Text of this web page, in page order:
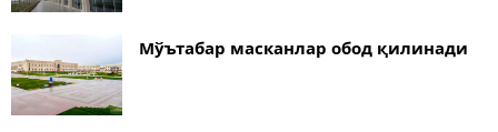
Мўътабар масканлар обод қилинади